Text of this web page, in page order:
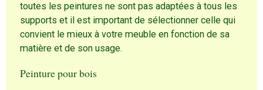
toutes les peintures ne sont pas adaptées à tous les
supports et il est important de sélectionner celle qui
convient le mieux à votre meuble en fonction de sa
matière et de son usage.
Peinture pour bois